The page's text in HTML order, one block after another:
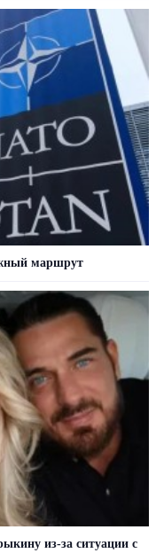
маршрут
из-за ситуации с